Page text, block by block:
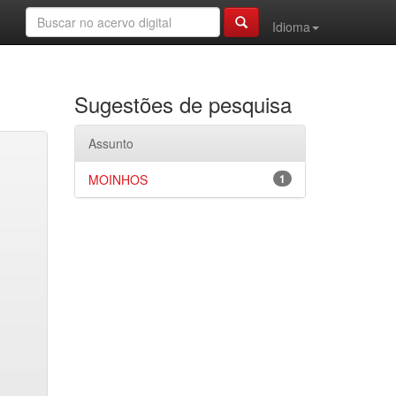
Idioma
Sugestões de pesquisa
Assunto
1
MOINHOS